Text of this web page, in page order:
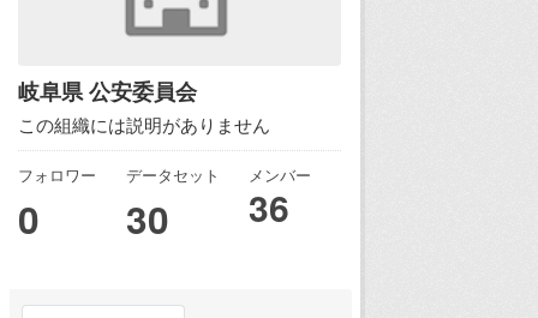
岐阜県 公安委員会
この組織には説明がありません
フォロワー
0
データセット
30
メンバー
36